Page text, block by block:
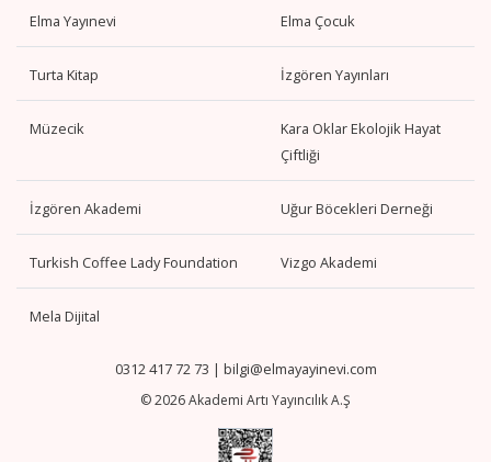
Elma Yayınevi Elma Çocuk
Turta Kitap İzgören Yayınları
Müzecik
Kara Oklar Ekolojik Hayat
Çiftliği
İzgören Akademi Uğur Böcekleri Derneği
Turkish Coffee Lady Foundation Vizgo Akademi
Mela Dijital
0312 417 72 73 | bilgi@elmayayinevi.com
© 2026 Akademi Artı Yayıncılık A.Ş